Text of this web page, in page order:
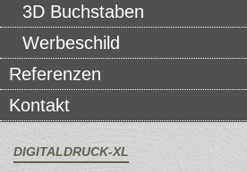
3D Buchstaben
Werbeschild
Referenzen
Kontakt
DIGITALDRUCK-XL